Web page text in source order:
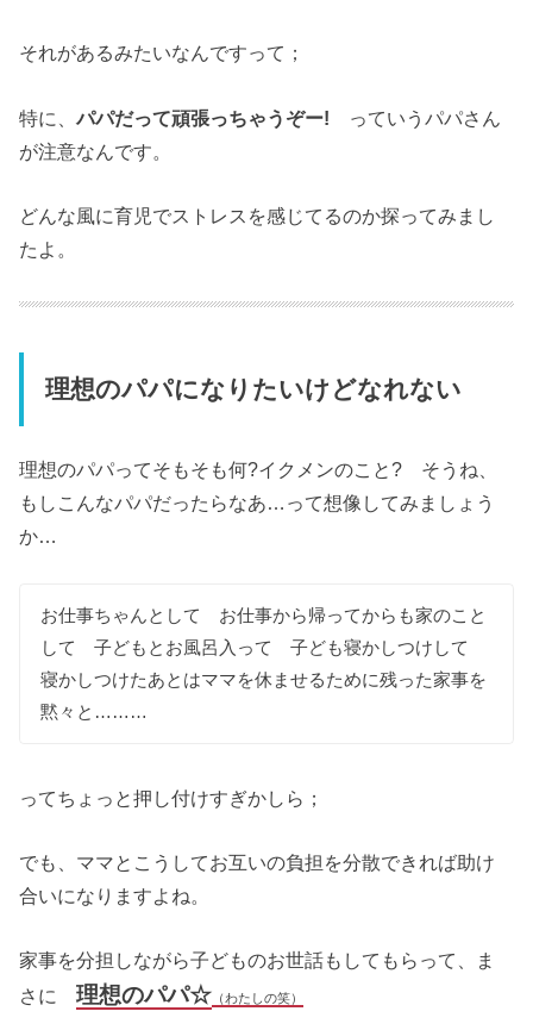
それがあるみたいなんですって；
特に、 パパだって頑張っちゃうぞー! っていうパパさん
が注意なんです。
どんな風に育児でストレスを感じてるのか探ってみまし
たよ。
理想のパパになりたいけどなれない
理想のパパってそもそも何?イクメンのこと? そうね、
もしこんなパパだったらなあ…って想像してみましょう
か…
お仕事ちゃんとして お仕事から帰ってからも家のこと
して 子どもとお風呂入って 子ども寝かしつけして
寝かしつけたあとはママを休ませるために残った家事を
黙々と………
ってちょっと押し付けすぎかしら；
でも、ママとこうしてお互いの負担を分散できれば助け
合いになりますよね。
家事を分担しながら子どものお世話もしてもらって、ま
さに理想のパパ☆ （わたしの笑）